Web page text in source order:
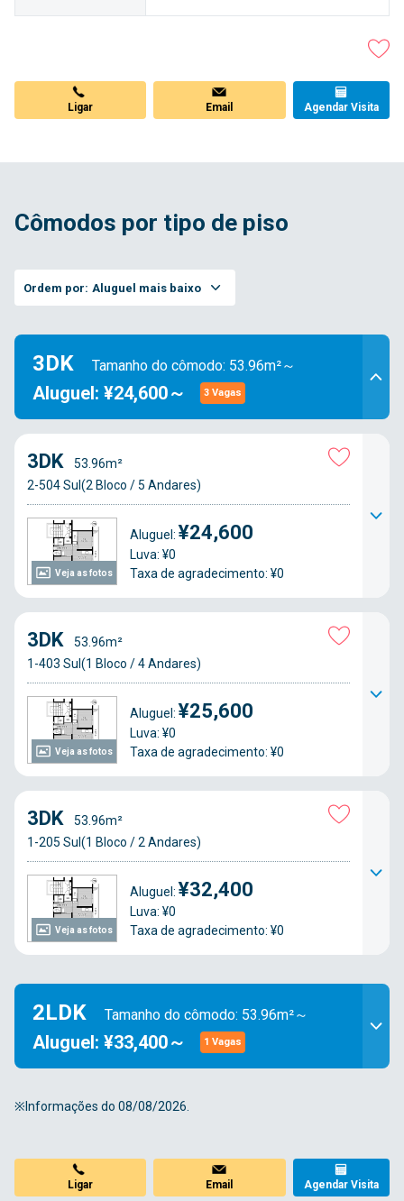
Ligar Email Agendar Visita
Cômodos por tipo de piso
Ordem por: Aluguel mais baixo
3DK Tamanho do cômodo: 53.96m²～
Aluguel: ¥24,600～ 3 Vagas
Veja as fotos
3DK
53.96m²
2-504 Sul(2 Bloco / 5 Andares)
Aluguel: ¥24,600
Luva: ¥0
Taxa de agradecimento: ¥0
Veja as fotos
3DK
53.96m²
1-403 Sul(1 Bloco / 4 Andares)
Aluguel: ¥25,600
Luva: ¥0
Taxa de agradecimento: ¥0
Veja as fotos
3DK
53.96m²
1-205 Sul(1 Bloco / 2 Andares)
Aluguel: ¥32,400
Luva: ¥0
Taxa de agradecimento: ¥0
2LDK Tamanho do cômodo: 53.96m²～
Aluguel: ¥33,400～ 1 Vagas
※Informações do 08/08/2026.
Ligar Email Agendar Visita